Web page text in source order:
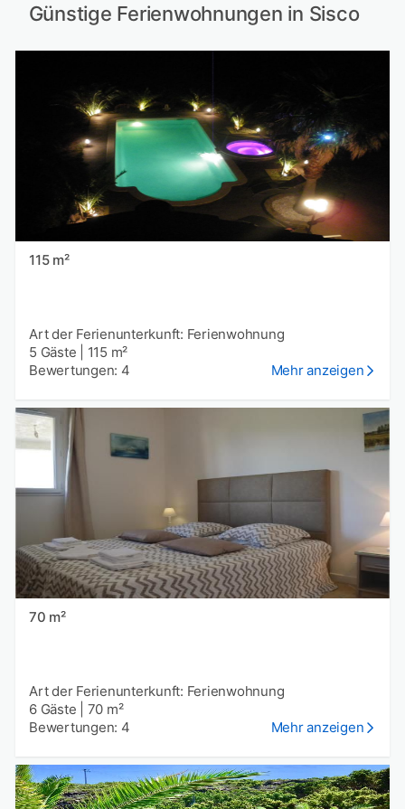
Günstige Ferienwohnungen in Sisco
115 m²
Art der Ferienunterkunft: Ferienwohnung
5 Gäste
115 m²
Bewertungen: 4
Mehr anzeigen
70 m²
Art der Ferienunterkunft: Ferienwohnung
6 Gäste
70 m²
Bewertungen: 4
Mehr anzeigen